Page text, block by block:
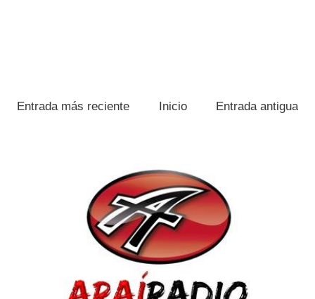
Entrada más reciente Entrada antigua
Inicio